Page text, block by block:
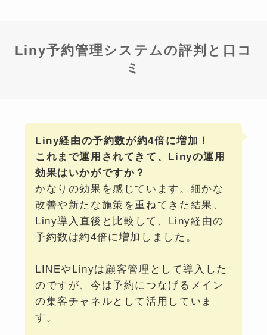
Liny予約管理システムの評判と口コ
ミ
Liny経由の予約数が約4倍に増加！
これまで運用されてきて、Linyの運用
効果はいかがですか？
かなりの効果を感じています。細かな
改善や新たな施策を重ねてきた結果、
Liny導入直後と比較して、Liny経由の
予約数は約4倍に増加しました。
LINEやLinyは顧客管理として導入した
のですが、今は予約につなげるメイン
の集客チャネルとして活用していま
す。